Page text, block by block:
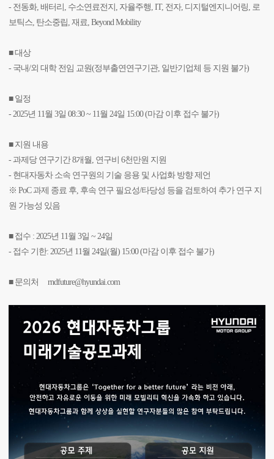
- 전동화, 배터리, 수소연료전지, 자율주행, IT, 전자, 디지털엔지니어링, 로
보틱스, 탄소중립, 재료, Beyond Mobility
■ 대상
- 국내/외 대학 전임 교원(정부출연연구기관, 일반기업체 등 지원 불가)
■ 일정
- 2025년 11월 3일 08:30 ~ 11월 24일 15:00 (마감 이후 접수 불가)
■ 지원 내용
- 과제당 연구기간 8개월, 연구비 6천만원 지원
- 현대자동차 소속 연구원의 기술 응용 및 사업화 방향 제언
※ PoC 과제 종료 후, 후속 연구 필요성/타당성 등을 검토하여 추가 연구 지
원 가능성 있음
■ 접수 : 2025년 11월 3일 ~ 24일
- 접수 기한: 2025년 11월 24일(월) 15:00 (마감 이후 접수 불가)
■ 문의처 rndfuture@hyundai.com